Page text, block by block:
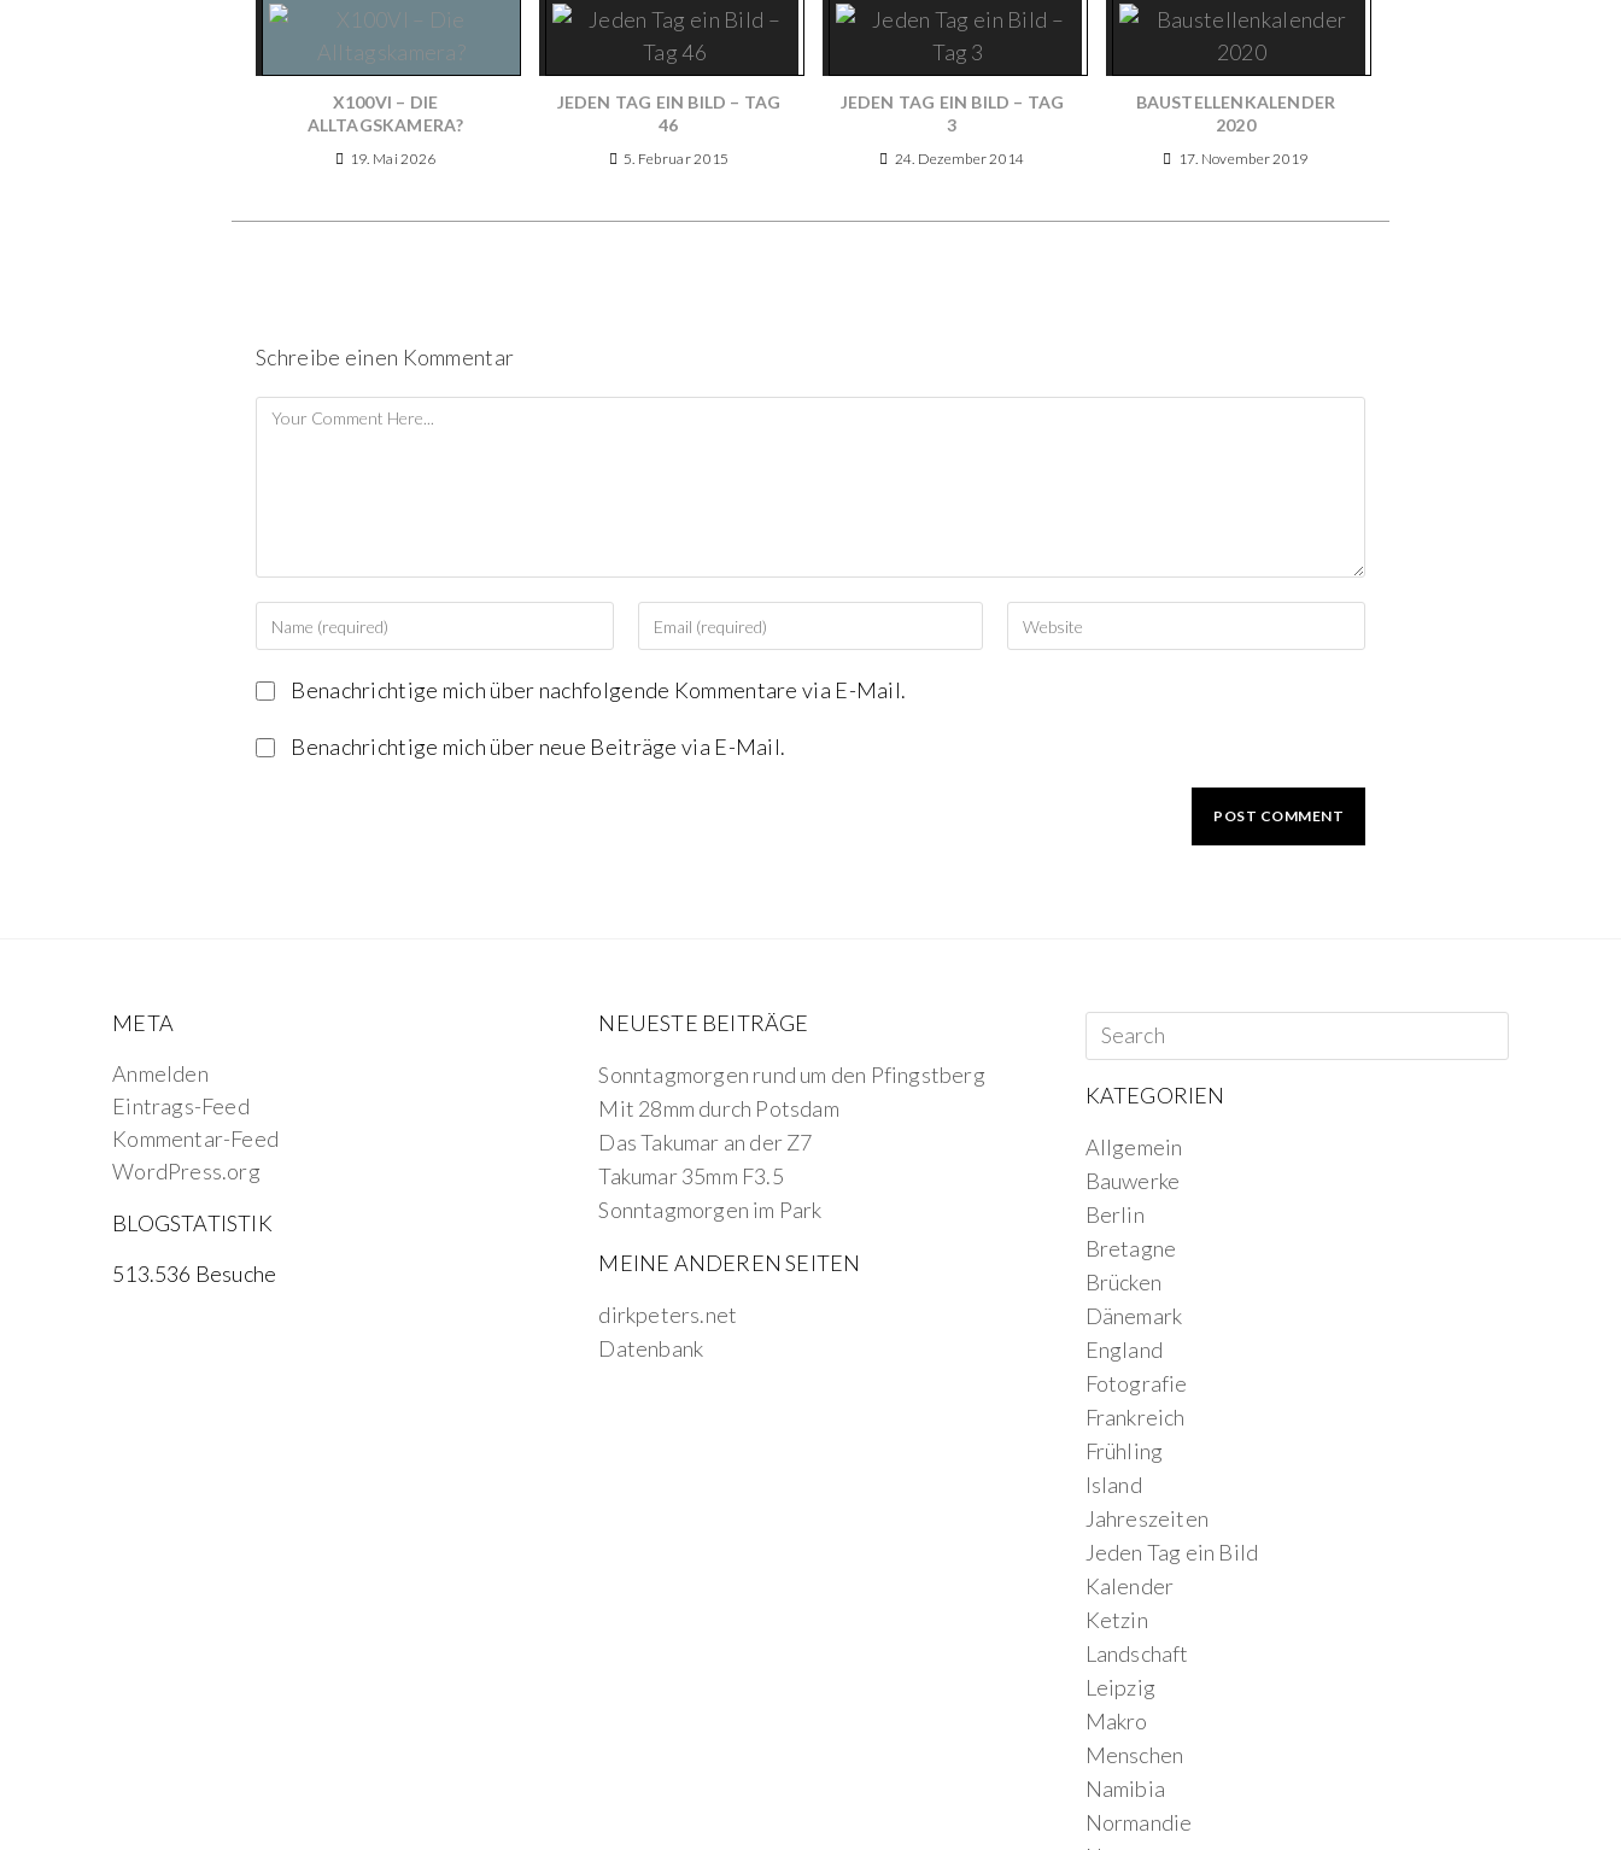
X100VI – DIE
ALLTAGSKAMERA?
19. Mai 2026
JEDEN TAG EIN BILD – TAG
46
5. Februar 2015
JEDEN TAG EIN BILD – TAG
3
24. Dezember 2014
BAUSTELLENKALENDER
2020
17. November 2019
Schreibe einen Kommentar
Benachrichtige mich über nachfolgende Kommentare via E-Mail.
Benachrichtige mich über neue Beiträge via E-Mail.
META
Anmelden
Eintrags-Feed
Kommentar-Feed
WordPress.org
BLOGSTATISTIK
513.536 Besuche
NEUESTE BEITRÄGE
Sonntagmorgen rund um den Pfingstberg
Mit 28mm durch Potsdam
Das Takumar an der Z7
Takumar 35mm F3.5
Sonntagmorgen im Park
MEINE ANDEREN SEITEN
dirkpeters.net
Datenbank
KATEGORIEN
Allgemein
Bauwerke
Berlin
Bretagne
Brücken
Dänemark
England
Fotografie
Frankreich
Frühling
Island
Jahreszeiten
Jeden Tag ein Bild
Kalender
Ketzin
Landschaft
Leipzig
Makro
Menschen
Namibia
Normandie